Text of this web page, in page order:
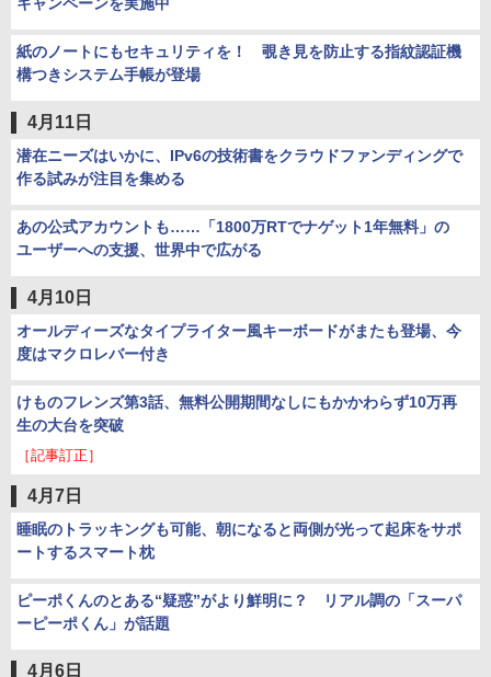
紙のノートにもセキュリティを！ 覗き見を防止する指紋認証機
構つきシステム手帳が登場
4月11日
潜在ニーズはいかに、IPv6の技術書をクラウドファンディングで
作る試みが注目を集める
あの公式アカウントも……「1800万RTでナゲット1年無料」の
ユーザーへの支援、世界中で広がる
4月10日
オールディーズなタイプライター風キーボードがまたも登場、今
度はマクロレバー付き
けものフレンズ第3話、無料公開期間なしにもかかわらず10万再
生の大台を突破
［記事訂正］
4月7日
睡眠のトラッキングも可能、朝になると両側が光って起床をサポ
ートするスマート枕
ピーポくんのとある“疑惑”がより鮮明に？ リアル調の「スーパ
ーピーポくん」が話題
4月6日